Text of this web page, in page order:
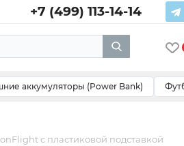
+7 (499) 113-14-14
аккумуляторы (Power Bank)
с пластиковой подставкой